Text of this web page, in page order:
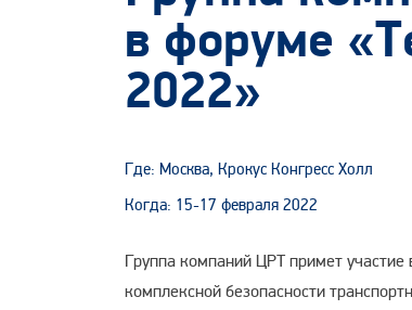
в форуме
2022»
Где: Москва, Крокус Конгресс Холл
Когда: 15-17 февраля 2022
Группа компаний ЦРТ примет
комплексной безопасности